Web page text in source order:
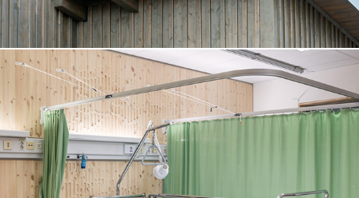
TRÄHÄLSA